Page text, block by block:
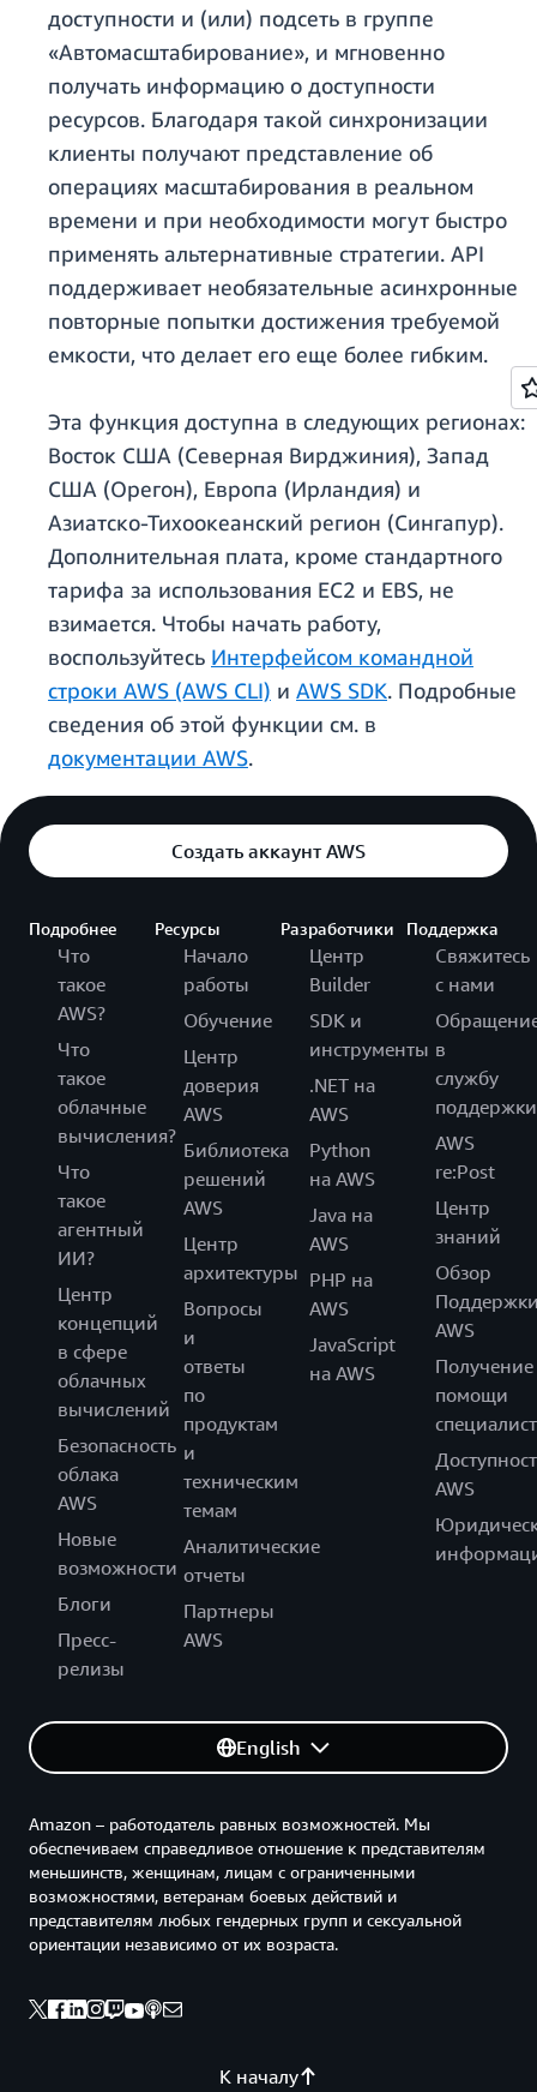
доступности и (или) подсеть в группе
«Автомасштабирование», и мгновенно
получать информацию о доступности
ресурсов. Благодаря такой синхронизации
клиенты получают представление об
операциях масштабирования в реальном
времени и при необходимости могут быстро
применять альтернативные стратегии. API
поддерживает необязательные асинхронные
повторные попытки достижения требуемой
емкости, что делает его еще более гибким.
Эта функция доступна в следующих регионах:
Восток США (Северная Вирджиния), Запад
США (Орегон), Европа (Ирландия) и
Азиатско-Тихоокеанский регион (Сингапур).
Дополнительная плата, кроме стандартного
тарифа за использования EC2 и EBS, не
взимается. Чтобы начать работу,
воспользуйтесь Интерфейсом командной
строки AWS (AWS CLI) и AWS SDK. Подробные
сведения об этой функции см. в
документации AWS.
Создать аккаунт AWS
Подробнее
Что
такое
AWS?
Что
такое
облачные
вычисления?
Что
такое
агентный
ИИ?
Центр
концепций
в сфере
облачных
вычислений
Безопасность
облака
AWS
Новые
возможности
Блоги
Пресс-
релизы
Ресурсы
Начало
работы
Обучение
Центр
доверия
AWS
Библиотека
решений
AWS
Центр
архитектуры
Вопросы
и
ответы
по
продуктам
и
техническим
темам
Аналитические
отчеты
Партнеры
AWS
Разработчики
Центр
Builder
SDK и
инструменты
.NET на
AWS
Python
на AWS
Java на
AWS
PHP на
AWS
JavaScript
на AWS
Поддержка
Свяжитесь
с нами
в
службу
поддержки
AWS
re:Post
Центр
знаний
Обзор
AWS
Получение
помощи
AWS
English
К началу
Amazon – работодатель равных возможностей. Мы
обеспечиваем справедливое отношение к представителям
меньшинств, женщинам, лицам с ограниченными
возможностями, ветеранам боевых действий и
представителям любых гендерных групп и сексуальной
ориентации независимо от их возраста.